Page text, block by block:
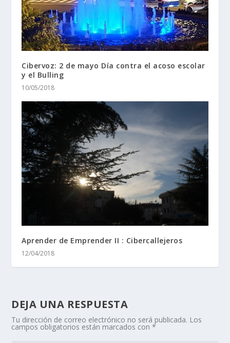
Cibervoz: 2 de mayo Día contra el acoso escolar
y el Bulling
10/05/2018
Aprender de Emprender II : Cibercallejeros
12/04/2018
DEJA UNA RESPUESTA
Tu dirección de correo electrónico no será publicada. Los
campos obligatorios están marcados con*